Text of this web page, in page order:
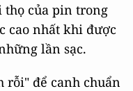
thọ của pin trong
cao nhất khi được
lần sạc.
rỗi" để canh chuẩn